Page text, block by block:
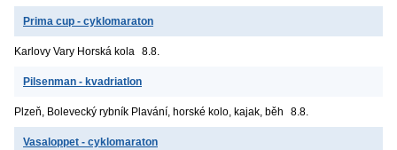
Prima cup - cyklomaraton
Karlovy Vary Horská kola 8.8.
Pilsenman - kvadriatlon
Plzeň, Bolevecký rybník Plavání, horské kolo, kajak, běh 8.8.
Vasaloppet - cyklomaraton